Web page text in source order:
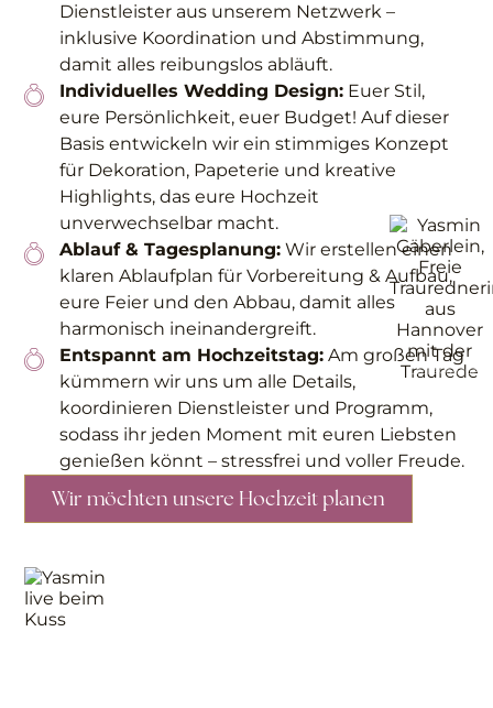
Dienstleister aus unserem Netzwerk –
inklusive Koordination und Abstimmung,
damit alles reibungslos abläuft.
Individuelles Wedding Design:Euer Stil,
eure Persönlichkeit, euer Budget! Auf dieser
Basis entwickeln wir ein stimmiges Konzept
für Dekoration, Papeterie und kreative
Highlights, das eure Hochzeit
unverwechselbar macht.
Ablauf & Tagesplanung:Wir erstellen einen
klaren Ablaufplan für Vorbereitung & Aufbau,
eure Feier und den Abbau, damit alles
harmonisch ineinandergreift.
Entspannt am Hochzeitstag:Am großen Tag
kümmern wir uns um alle Details,
koordinieren Dienstleister und Programm,
sodass ihr jeden Moment mit euren Liebsten
genießen könnt – stressfrei und voller Freude.
Wir möchten unsere Hochzeit planen
Cecile Conquer